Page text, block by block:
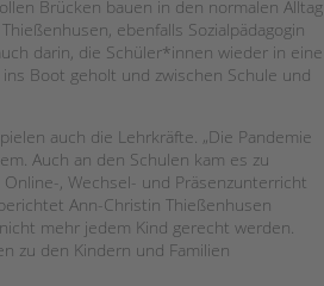
Brücken bauen in den normalen Alltag
ebenfalls Sozialpädagogin
darin, die Schüler*innen wieder in eine
Boot geholt und zwischen Schule und
auch die Lehrkräfte. „Die Pandemie
Auch an den Schulen kam es zu
, Wechsel- und Präsenzunterricht
Ann-Christin Thießenhusen
mehr jedem Kind gerecht werden.
zu den Kindern und Familien